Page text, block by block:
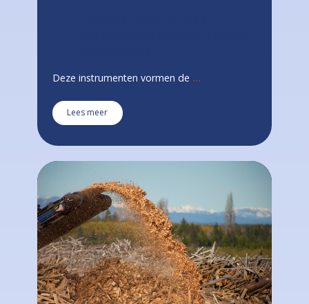
Deze instrumenten vormen de ...
Lees meer